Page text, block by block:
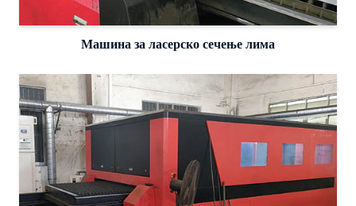
Машина за ласерско сечење лима